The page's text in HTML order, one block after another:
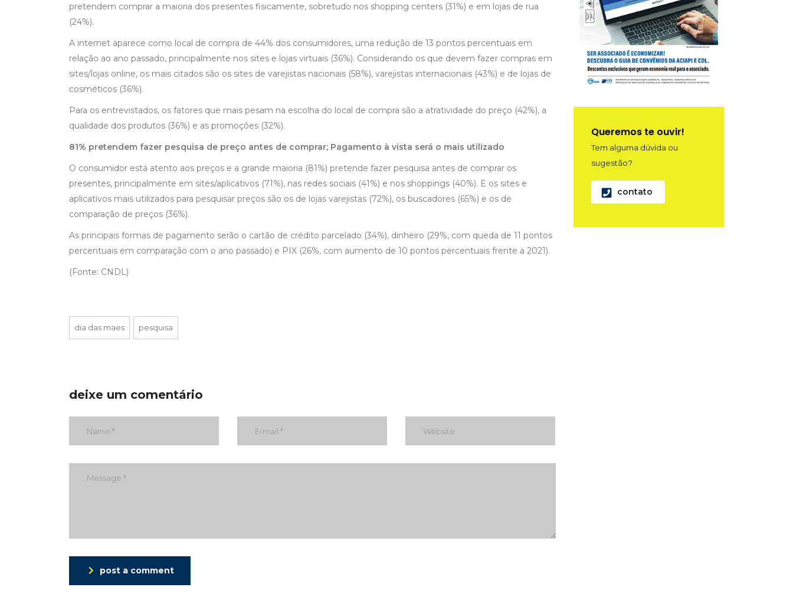
pretendem comprar a maioria dos presentes fisicamente, sobretudo nos shopping centers (31%) e em lojas de rua
(24%).
A internet aparece como local de compra de 44% dos consumidores, uma redução de 13 pontos percentuais em
relação ao ano passado, principalmente nos sites e lojas virtuais (36%). Considerando os que devem fazer compras em
sites/lojas online, os mais citados são os sites de varejistas nacionais (58%), varejistas internacionais (43%) e de lojas de
cosméticos (36%).
Para os entrevistados, os fatores que mais pesam na escolha do local de compra são a atratividade do preço (42%), a
qualidade dos produtos (36%) e as promoções (32%).
81% pretendem fazer pesquisa de preço antes de comprar; Pagamento à vista será o mais utilizado
O consumidor está atento aos preços e a grande maioria (81%) pretende fazer pesquisa antes de comprar os
presentes, principalmente em sites/aplicativos (71%), nas redes sociais (41%) e nos shoppings (40%). E os sites e
aplicativos mais utilizados para pesquisar preços são os de lojas varejistas (72%), os buscadores (65%) e os de
comparação de preços (36%).
As principais formas de pagamento serão o cartão de crédito parcelado (34%), dinheiro (29%, com queda de 11 pontos
percentuais em comparação com o ano passado) e PIX (26%, com aumento de 10 pontos percentuais frente a 2021).
(Fonte: CNDL)
dia das maes pesquisa
deixe um comentário
post a comment
Queremos te ouvir!
Tem alguma dúvida ou
sugestão?
contato